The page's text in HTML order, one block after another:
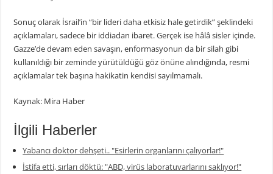
Sonuç olarak İsrail’in “bir lideri daha etkisiz hale getirdik” şeklindeki
açıklamaları, sadece bir iddiadan ibaret. Gerçek ise hâlâ sisler içinde.
Gazze’de devam eden savaşın, enformasyonun da bir silah gibi
kullanıldığı bir zeminde yürütüldüğü göz önüne alındığında, resmi
açıklamalar tek başına hakikatin kendisi sayılmamalı.
Kaynak: Mira Haber
İlgili Haberler
Yabancı doktor dehşeti.. "Esirlerin organlarını çalıyorlar!"
İstifa etti, sırları döktü: "ABD, virüs laboratuvarlarını saklıyor!"